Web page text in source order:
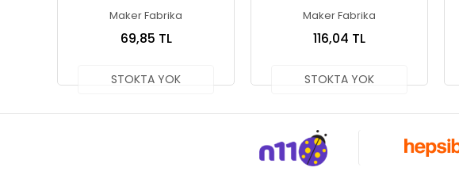
Maker Fabrika
69,85 TL
STOKTA YOK
Maker Fabrika
116,04 TL
STOKTA YOK